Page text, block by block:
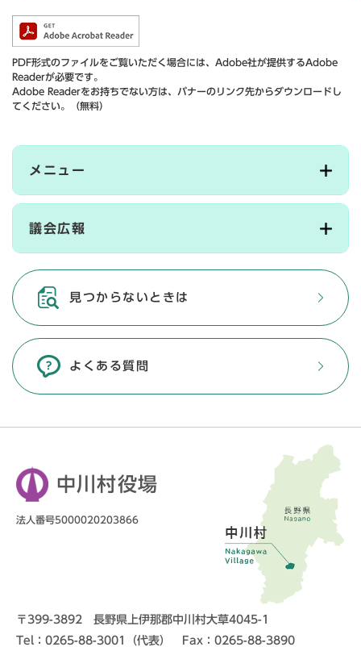
PDF形式のファイルをご覧いただく場合には、Adobe社が提供するAdobe
Readerが必要です。
Adobe Readerをお持ちでない方は、バナーのリンク先からダウンロードし
てください。（無料）
メニュー
議会広報
見つからないときは
よくある質問
中川村役場
法人番号5000020203866
〒399-3892 長野県上伊那郡中川村大草4045-1
Tel：0265-88-3001（代表） Fax：0265-88-3890